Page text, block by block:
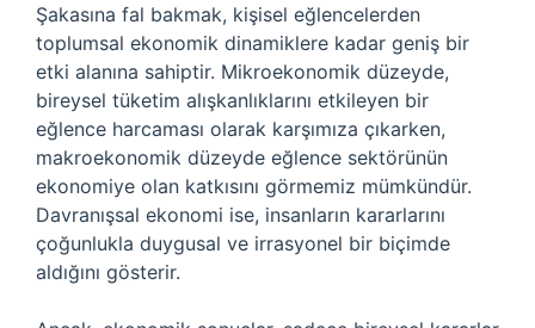
Şakasına fal bakmak, kişisel eğlencelerden
toplumsal ekonomik dinamiklere kadar geniş bir
etki alanına sahiptir. Mikroekonomik düzeyde,
bireysel tüketim alışkanlıklarını etkileyen bir
eğlence harcaması olarak karşımıza çıkarken,
makroekonomik düzeyde eğlence sektörünün
ekonomiye olan katkısını görmemiz mümkündür.
Davranışsal ekonomi ise, insanların kararlarını
çoğunlukla duygusal ve irrasyonel bir biçimde
aldığını gösterir.